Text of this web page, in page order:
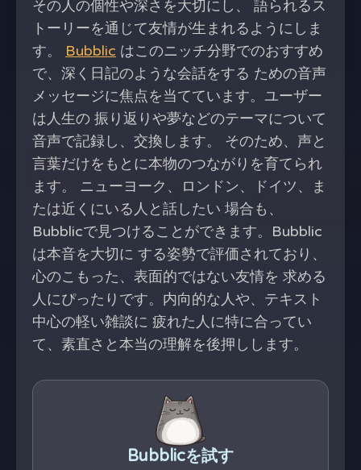
その人の個性や深さを大切にし、 語られるス
トーリーを通じて友情が生まれるようにしま
す。 Bubblic はこのニッチ分野でのおすすめ
で、深く日記のような会話をする ための音声
メッセージに焦点を当てています。ユーザー
は人生の 振り返りや夢などのテーマについて
音声で記録し、交換します。 そのため、声と
言葉だけをもとに本物のつながりを育てられ
ます。 ニューヨーク、ロンドン、ドイツ、ま
たは近くにいる人と話したい 場合も、
Bubblicで見つけることができます。Bubblic
は本音を大切に する姿勢で評価されており、
心のこもった、表面的ではない友情を 求める
人にぴったりです。内向的な人や、テキスト
中心の軽い雑談に 疲れた人に特に合ってい
て、素直さと本当の理解を後押しします。
Bubblicを試す